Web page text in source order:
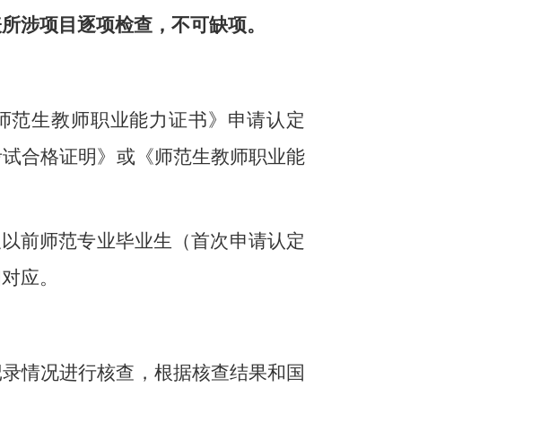
涉项目逐项检查，不可缺项。
范生教师职业能力证书》申请认定
合格证明》或《师范生教师职业能
前师范专业毕业生（首次申请认定
应。
情况进行核查，根据核查结果和国